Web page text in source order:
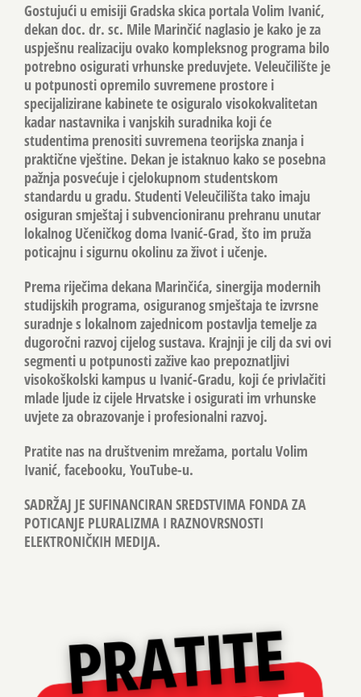
Gostujući u emisiji Gradska skica portala Volim Ivanić,
dekan doc. dr. sc. Mile Marinčić naglasio je kako je za
uspješnu realizaciju ovako kompleksnog programa bilo
potrebno osigurati vrhunske preduvjete. Veleučilište je
u potpunosti opremilo suvremene prostore i
specijalizirane kabinete te osiguralo visokokvalitetan
kadar nastavnika i vanjskih suradnika koji će
studentima prenositi suvremena teorijska znanja i
praktične vještine. Dekan je istaknuo kako se posebna
pažnja posvećuje i cjelokupnom studentskom
standardu u gradu. Studenti Veleučilišta tako imaju
osiguran smještaj i subvencioniranu prehranu unutar
lokalnog Učeničkog doma Ivanić-Grad, što im pruža
poticajnu i sigurnu okolinu za život i učenje.
Prema riječima dekana Marinčića, sinergija modernih
studijskih programa, osiguranog smještaja te izvrsne
suradnje s lokalnom zajednicom postavlja temelje za
dugoročni razvoj cijelog sustava. Krajnji je cilj da svi ovi
segmenti u potpunosti zažive kao prepoznatljivi
visokoškolski kampus u Ivanić-Gradu, koji će privlačiti
mlade ljude iz cijele Hrvatske i osigurati im vrhunske
uvjete za obrazovanje i profesionalni razvoj.
Pratite nas na društvenim mrežama, portalu Volim
Ivanić, facebooku, YouTube-u.
SADRŽAJ JE SUFINANCIRAN SREDSTVIMA FONDA ZA
POTICANJE PLURALIZMA I RAZNOVRSNOSTI
ELEKTRONIČKIH MEDIJA.